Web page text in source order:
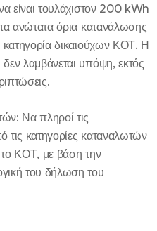
είναι τουλάχιστον 200 kWh
ανώτατα όρια κατανάλωσης
κατηγορία δικαιούχων ΚΟΤ. Η
λαμβάνεται υπόψη, εκτός
Να πληροί τις
τις κατηγορίες καταναλωτών
το ΚΟΤ, με βάση την
του δήλωση του